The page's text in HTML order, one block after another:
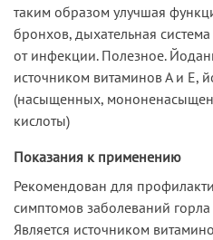
таким образом улучшая
бронхов, дыхательная
от инфекции. Полезное.
источником витаминов А и Е,
(насыщенных,
кислоты)
Показания к применению
Рекомендован для
симптомов заболеваний
Является источником